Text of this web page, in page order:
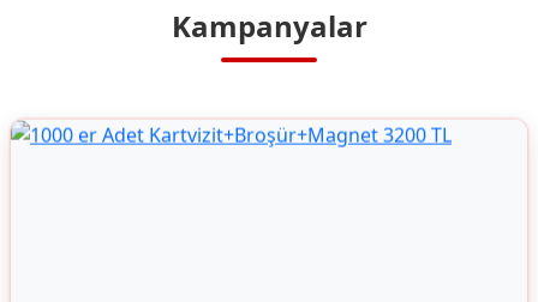
Kampanyalar